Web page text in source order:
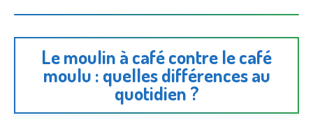
Le moulin à café contre le café
moulu : quelles différences au
quotidien ?